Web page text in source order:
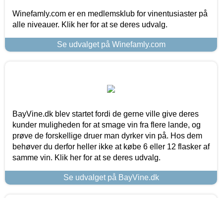
Winefamly.com er en medlemsklub for vinentusiaster på
alle niveauer. Klik her for at se deres udvalg.
Se udvalget på Winefamly.com
BayVine.dk blev startet fordi de gerne ville give deres
kunder muligheden for at smage vin fra flere lande, og
prøve de forskellige druer man dyrker vin på. Hos dem
behøver du derfor heller ikke at købe 6 eller 12 flasker af
samme vin. Klik her for at se deres udvalg.
Se udvalget på BayVine.dk